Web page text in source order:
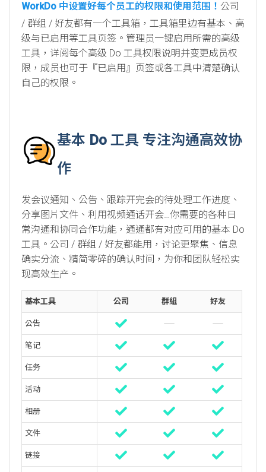
WorkDo 中设置好每个员工的权限和使用范围！ 公司
/ 群组 / 好友都有一个工具箱，工具箱里边有基本、高
级与已启用等工具页签。管理员一键启用所需的高级
工具，详阅每个高级 Do 工具权限说明并变更成员权
限，成员也可于『已启用』页签或各工具中清楚确认
自己的权限。
基本 Do 工具 专注沟通高效协
作
发会议通知、公告、跟踪开完会的待处理工作进度、
分享图片文件、利用视频通话开会…你需要的各种日
常沟通和协同合作功能，通通都有对应可用的基本 Do
工具。公司 / 群组 / 好友都能用，讨论更聚焦、信息
确实分流、精简零碎的确认时间，为你和团队轻松实
现高效生产。
基本工具 公司 群組 好友
公告
笔记
任务
活动
相册
文件
链接